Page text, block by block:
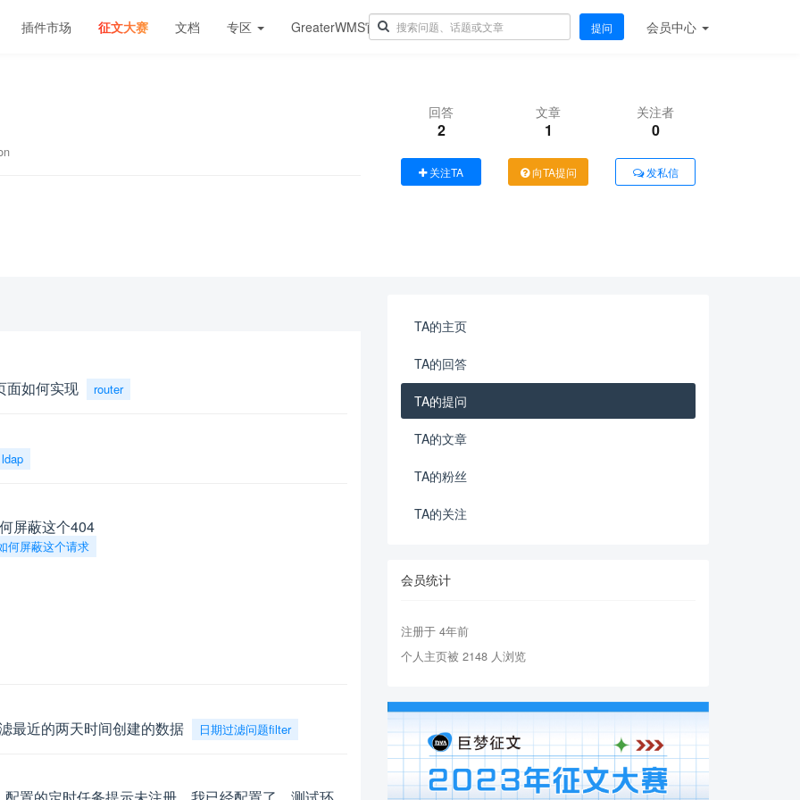
插件市场 征文大赛 文档 专区 GreaterWMS官网 提问 会员中心
回答
2
文章
1
关注者
0
关注TA 向TA提问 发私信
面如何实现 router
ldap
屏蔽这个404
何屏蔽这个请求
最近的两天时间创建的数据 日期过滤问题filter
TA的主页
TA的回答
TA的提问
TA的文章
TA的粉丝
TA的关注
会员统计
注册于 4年前
个人主页被 2148 人浏览